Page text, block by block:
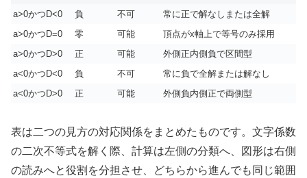
a>0かつD<0
負 不可
常に正で解なしまたは全解
a>0かつD=0
零 可能
頂点がx軸上で等号のみ採用
a>0かつD>0
正 可能
外側正内側負で区間型
a<0かつD<0
負 不可
常に負で全解または解なし
a<0かつD>0
正 可能 外側負内側正で両側型
表は二つの見方の対応関係をまとめたものです。文字係数
の二次不等式を解く際、計算は左側の分類へ、図形は右側
の読みへと役割を分担させ、どちらから進んでも同じ範囲